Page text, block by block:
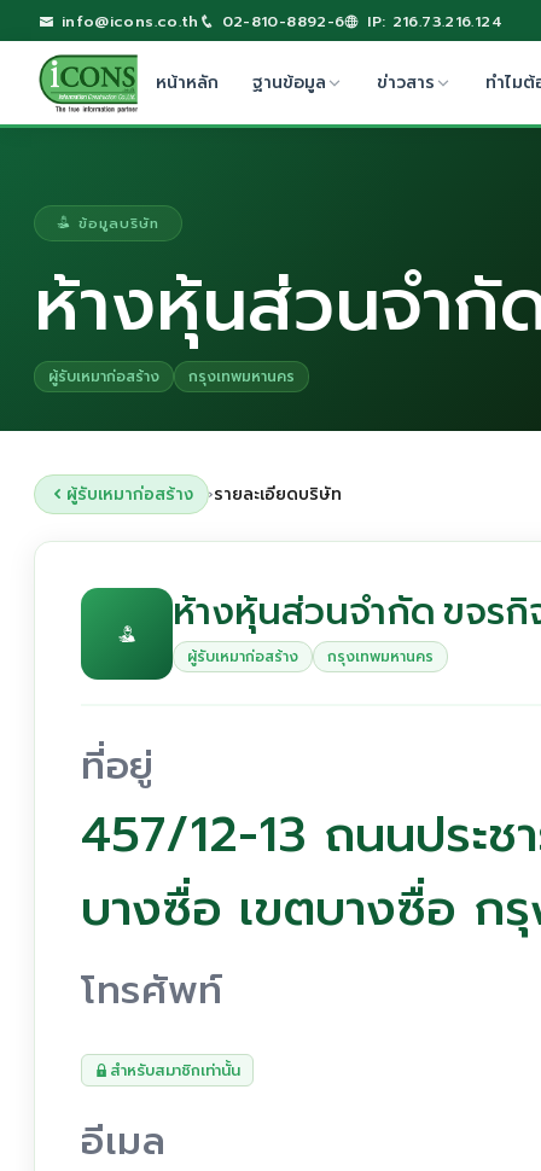
info@icons.co.th 02-810-8892-6 IP: 216.73.216.124
หน้าหลัก ฐานข้อมูล ข่าวสาร ทำไมต้
ข้อมูลบริษัท
ห้างหุ้นส่วนจำกั
ผู้รับเหมาก่อสร้าง กรุงเทพมหานคร
ผู้รับเหมาก่อสร้าง ›รายละเอียดบริษัท
ห้างหุ้นส่วนจำกัด ขจรกิ
ผู้รับเหมาก่อสร้าง กรุงเทพมหานคร
ที่อยู่
457/12-13 ถนนประช
บางซื่อ เขตบางซื่อ ก
โทรศัพท์
สำหรับสมาชิกเท่านั้น
อีเมล